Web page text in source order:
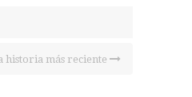
historia más reciente